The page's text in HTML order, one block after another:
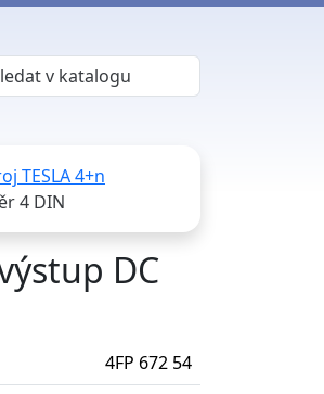
TESLA 4+n
4 DIN
DC
4FP 672 54